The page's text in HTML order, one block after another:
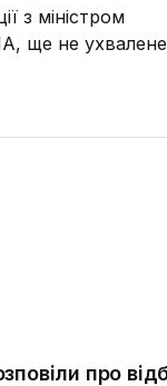
з міністром
ще не
про